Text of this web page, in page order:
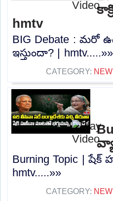
hmtv
BIG Debate : మరో
ఇస్తుందా? | hmtv.....»»
CATEGORY:
Burning Topic |
hmtv.....»»
CATEGORY: